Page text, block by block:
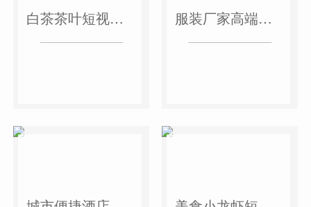
白茶茶叶短视频作品 服装厂家高端短视频作品